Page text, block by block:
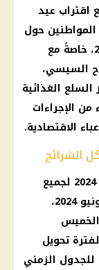
شهر يونيو 2024 .. مع اقتراب عيد
بين المواطنين حول
موعد صرف معاشات شهر يونيو لعام 2024، خاصةً مع
السيسي،
الغذائية
الإجراءات
الاقتصادية.
تم تحديد موعد صرف معاشات شهر يونيو 2024 لجميع
الشرائح بدءًا من يوم السبت الموافق 1 يونيو 2024،
هذه الفترة تحويل
للجدول الزمني